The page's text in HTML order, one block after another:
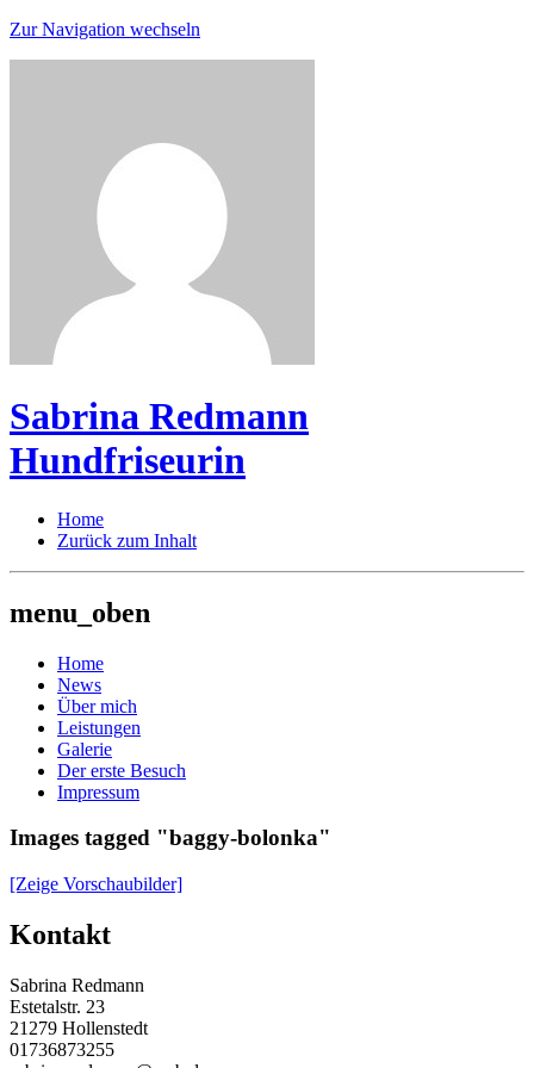
Zur Navigation wechseln
Sabrina Redmann
Hundfriseurin
Home
Zurück zum Inhalt
menu_oben
Home
News
Über mich
Leistungen
Galerie
Der erste Besuch
Impressum
Images tagged "baggy-bolonka"
[Zeige Vorschaubilder]
Navigation
Kontakt
Sabrina Redmann
Estetalstr. 23
21279 Hollenstedt
01736873255